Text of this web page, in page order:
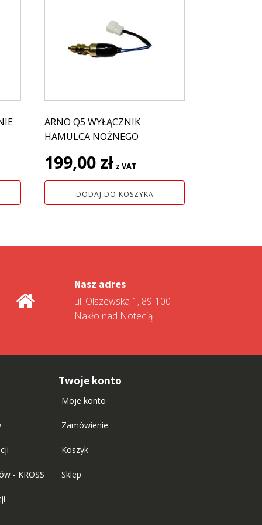
ARNO Q5 WYŁĄCZNIK
HAMULCA NOŻNEGO
199,00 zł z VAT
DODAJ DO KOSZYKA
Nasz adres
ul. Olszewska 1, 89-100
Nakło nad Notecią
- KROSS
Twoje konto
Moje konto
Zamówienie
Koszyk
Sklep